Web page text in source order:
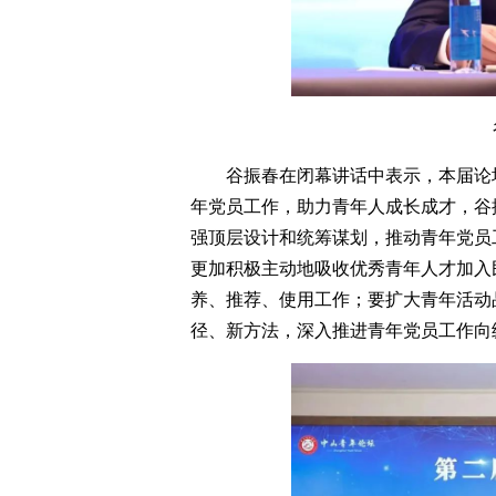
谷振春在闭幕讲话中表示，本届
年党员工作，助力青年人成长成才，
强顶层设计和统筹谋划，推动青年党
更加积极主动地吸收优秀青年人才加
养、推荐、使用工作；要扩大青年活
径、新方法，深入推进青年党员工作